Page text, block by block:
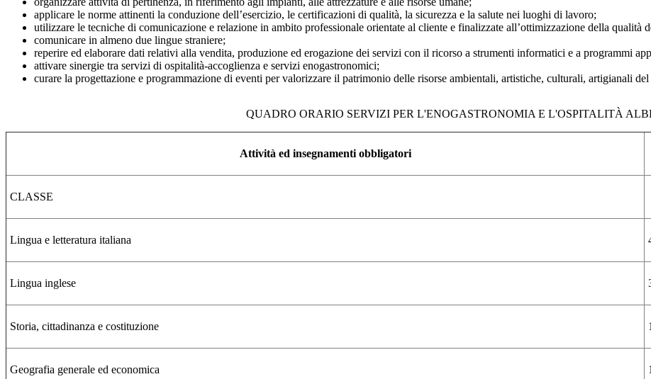
applicare le norme attinenti la conduzione dell’esercizio, le certificazioni di qualità, la sicurezza e la salute nei luoghi di lavoro;
utilizzare le tecniche di comunicazione e relazione in ambito professionale orientate al cliente e finalizzate all’ottimizzazione della qualità
comunicare in almeno due lingue straniere;
reperire ed elaborare dati relativi alla vendita, produzione ed erogazione dei servizi con il ricorso a strumenti informatici e a programmi
attivare sinergie tra servizi di ospitalità-accoglienza e servizi enogastronomici;
curare la progettazione e programmazione di eventi per valorizzare il patrimonio delle risorse ambientali, artistiche, culturali, artigianali
QUADRO ORARIO SERVIZI PER L'ENOGASTRONOMIA E L'OSPITALITÀ
Attività ed insegnamenti obbligatori
CLASSE
Lingua e letteratura italiana
Lingua inglese
Storia, cittadinanza e costituzione 1
Geografia generale ed economica 1